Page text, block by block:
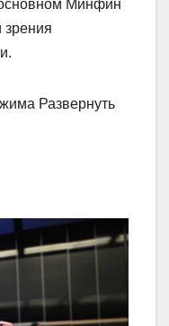
Минфин
зрения
Развернуть